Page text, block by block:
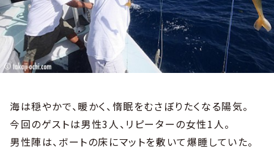
海は穏やかで、暖かく、惰眠をむさぼりたくなる陽気。
今回のゲストは男性3人、リピーターの女性1人。
男性陣は、ボートの床にマットを敷いて爆睡していた。